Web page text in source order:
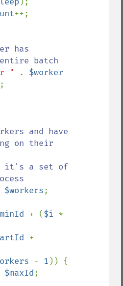
++;
has
batch
" .
;
and have
on their
it's a set of
$workers
+ ($i
- 1 )) {
$maxId;